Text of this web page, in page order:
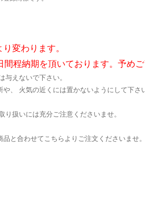
変わります。
程納期を頂いております。予め
えないで下さい。
、 火気の近くには置かないようにして下さ
扱いには充分ご注意くださいませ。
と合わせてこちらよりご注文くださいませ